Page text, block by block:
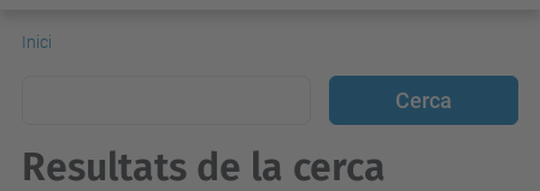
Inici
Resultats de la cerca